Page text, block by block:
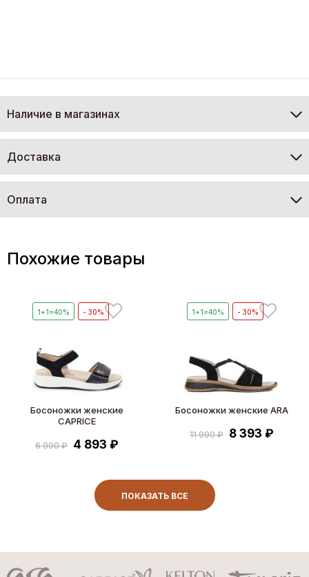
Наличие в магазинах
Доставка
Оплата
Похожие товары
1+1=40% - 30%
Босоножки женские
CAPRICE
6 990 ₽ 4 893 ₽
1+1=40% - 30%
Босоножки женские ARA
11 990 ₽ 8 393 ₽
ПОКАЗАТЬ ВСЕ